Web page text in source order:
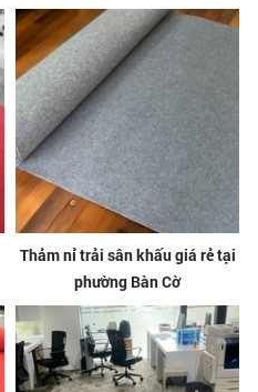
Thảm nỉ trải sân khấu giá rẻ tại
phường Bàn Cờ